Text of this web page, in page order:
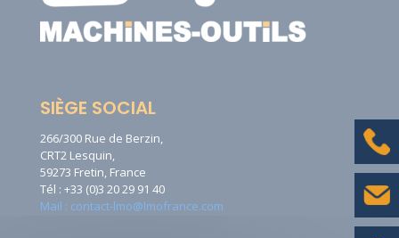
SIÈGE SOCIAL
266/300 Rue de Berzin,
CRT2 Lesquin,
59273 Fretin, France
Tél : +33 (0)3 20 29 91 40
Mail : contact-lmo@lmofrance.com